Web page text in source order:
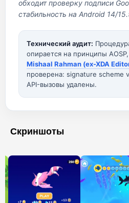
обходит проверку подписи
стабильность на Android 14/
Технический аудит:
опирается на принципы
Mishaal Rahman (ex-XDA
проверена: signature scheme
API-вызовы удалены.
Скриншоты